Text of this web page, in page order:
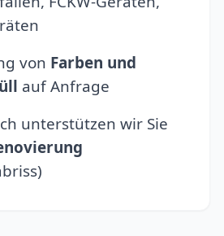
von Farben und
auf Anfrage
unterstützen wir Sie